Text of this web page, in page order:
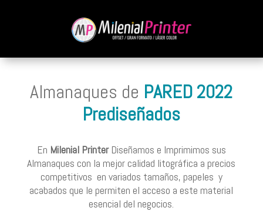
Almanaques de PARED 2022
Prediseñados
En Milenial PrinterDiseñamos e Imprimimos sus
Almanaques con la mejor calidad litográfica a precios
competitivos en variados tamaños, papeles y
acabados que le permiten el acceso a este material
esencial del negocios.